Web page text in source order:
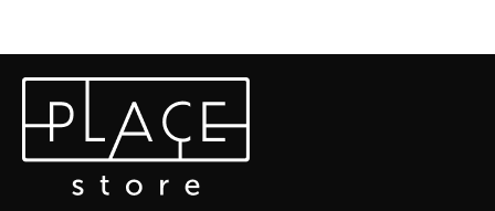
Odebírat newsletter
Vložte svůj e-mail a my vám budeme zasílat informace o
nových produktech na našem e-shopu.